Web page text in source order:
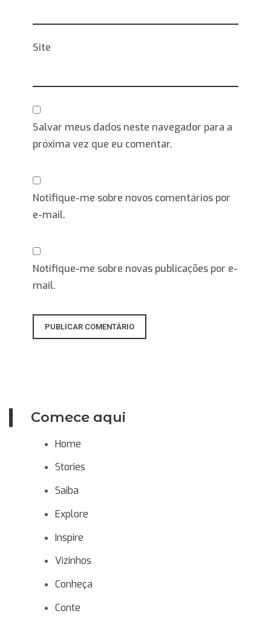
Comece aqui
Home
Stories
Saiba
Explore
Inspire
Vizinhos
Conheça
Conte
Site
Salvar meus dados neste navegador para a
próxima vez que eu comentar.
Notifique-me sobre novos comentários por
e-mail.
Notifique-me sobre novas publicações por e-
mail.